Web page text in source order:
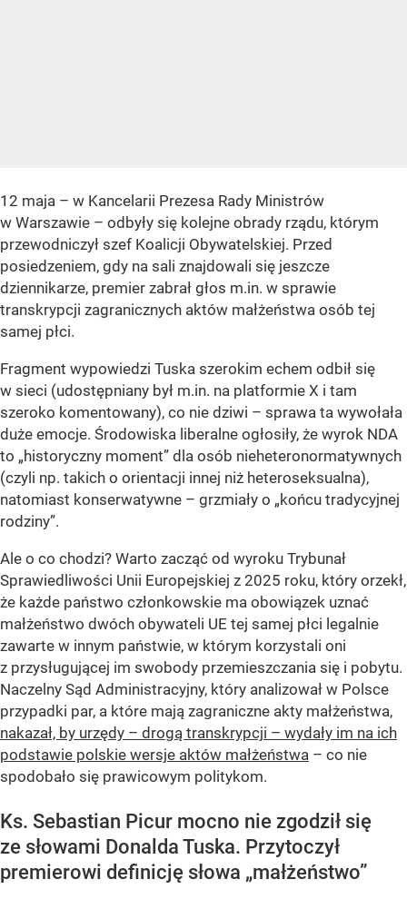
12 maja – w Kancelarii Prezesa Rady Ministrów
w Warszawie – odbyły się kolejne obrady rządu, którym
przewodniczył szef Koalicji Obywatelskiej. Przed
posiedzeniem, gdy na sali znajdowali się jeszcze
dziennikarze, premier zabrał głos m.in. w sprawie
transkrypcji zagranicznych aktów małżeństwa osób tej
samej płci.
Fragment wypowiedzi Tuska szerokim echem odbił się
w sieci (udostępniany był m.in. na platformie X i tam
szeroko komentowany), co nie dziwi – sprawa ta wywołała
duże emocje. Środowiska liberalne ogłosiły, że wyrok NDA
to „historyczny moment” dla osób nieheteronormatywnych
(czyli np. takich o orientacji innej niż heteroseksualna),
natomiast konserwatywne – grzmiały o „końcu tradycyjnej
rodziny”.
Ale o co chodzi? Warto zacząć od wyroku Trybunał
Sprawiedliwości Unii Europejskiej z 2025 roku, który orzekł,
że każde państwo członkowskie ma obowiązek uznać
małżeństwo dwóch obywateli UE tej samej płci legalnie
zawarte w innym państwie, w którym korzystali oni
z przysługującej im swobody przemieszczania się i pobytu.
Naczelny Sąd Administracyjny, który analizował w Polsce
przypadki par, a które mają zagraniczne akty małżeństwa,
nakazał, by urzędy – drogą transkrypcji – wydały im na ich
podstawie polskie wersje aktów małżeństwa – co nie
spodobało się prawicowym politykom.
Ks. Sebastian Picur mocno nie zgodził się
ze słowami Donalda Tuska. Przytoczył
premierowi definicję słowa „małżeństwo”